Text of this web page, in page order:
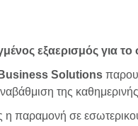
εξαερισμός για το
Solutions
της
παραμονή σε